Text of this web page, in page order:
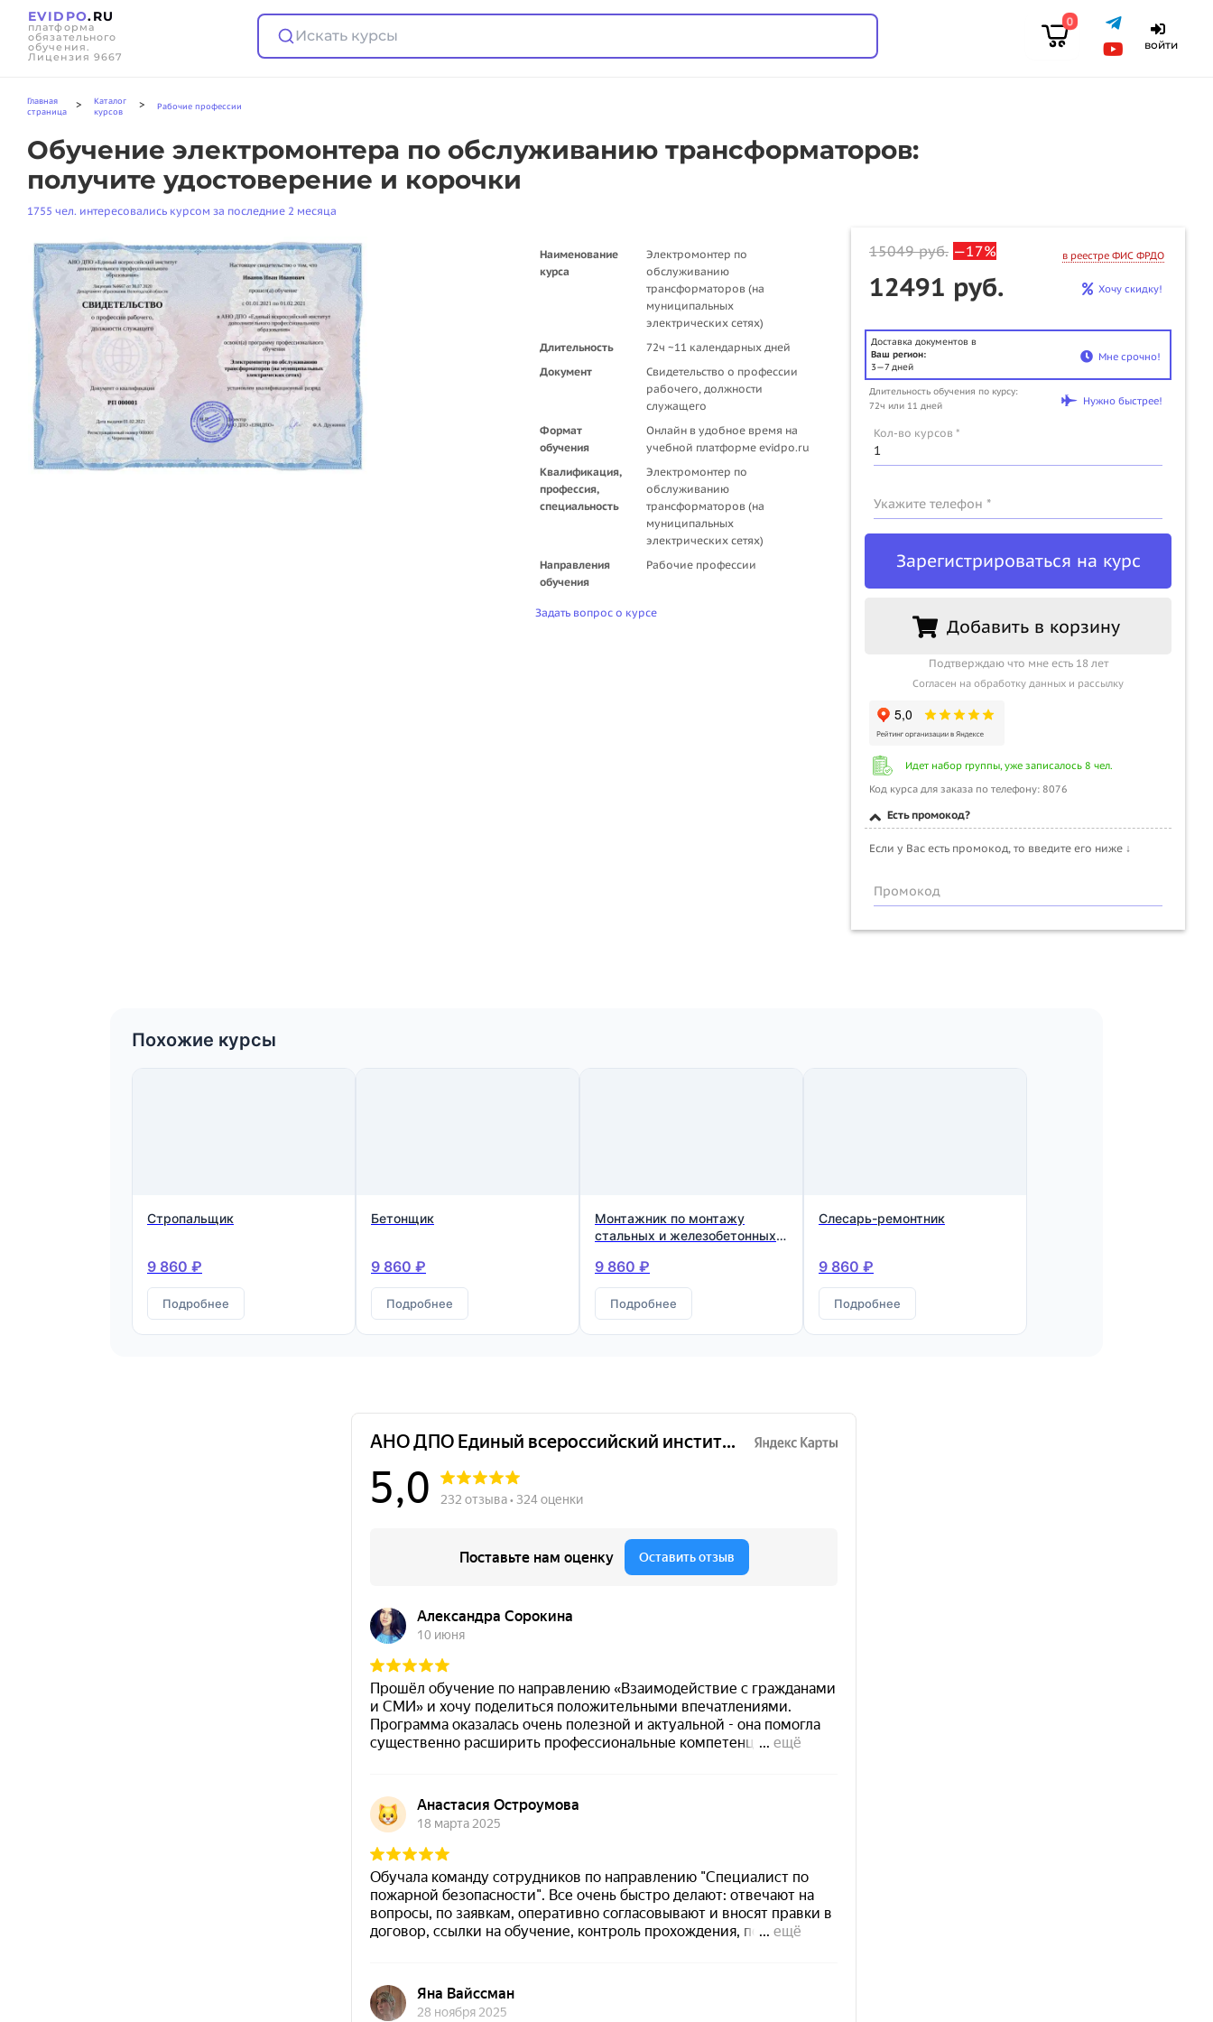
EVIDPO.RU
платформа
обязательного
обучения.
Лицензия 9667
Искать курсы
0
войти
Главная
страница
>
Каталог
курсов
> Рабочие профессии
Обучение электромонтера по обслуживанию трансформаторов:
получите удостоверение и корочки
1755 чел. интересовались курсом за последние 2 месяца
Наименование
курса
Электромонтер по
обслуживанию
трансформаторов (на
муниципальных
электрических сетях)
Длительность
72ч ~11 календарных дней
Документ
Свидетельство о профессии
рабочего, должности
служащего
Формат
обучения
Онлайн в удобное время на
учебной платформе evidpo.ru
Квалификация,
профессия,
специальность
Электромонтер по
обслуживанию
трансформаторов (на
муниципальных
электрических сетях)
Направления
обучения
Рабочие профессии
Задать вопрос о курсе
15049руб. —17% в реестре ФИС ФРДО
12491 руб. Хочу скидку!
Доставка документов в
Ваш регион:
3—7 дней
Мне срочно!
Длительность обучения по курсу:
72ч или 11 дней
Нужно быстрее!
Кол-во курсов *
Укажите телефон *
Зарегистрироваться на курс
Добавить в корзину
Подтверждаю что мне есть 18 лет
Согласен на обработку данных и рассылку
Идет набор группы, уже записалось 8 чел.
Код курса для заказа по телефону: 8076
Есть промокод?
Если у Вас есть промокод, то введите его ниже ↓
Промокод
Похожие курсы
Стропальщик
9 860 ₽
Подробнее
Бетонщик
9 860 ₽
Подробнее
Монтажник по монтажу
стальных и железобетонных
9 860 ₽
Подробнее
Слесарь-ремонтник
9 860 ₽
Подробнее